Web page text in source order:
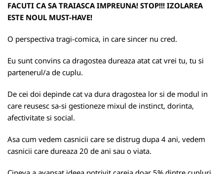
FACUTI CA SA TRAIASCA IMPREUNA! STOP!!! IZOLAREA
ESTE NOUL MUST-HAVE!
O perspectiva tragi-comica, in care sincer nu cred.
Eu sunt convins ca dragostea dureaza atat cat vrei tu, tu si
partenerul/a de cuplu.
De cei doi depinde cat va dura dragostea lor si de modul in
care reusesc sa-si gestioneze mixul de instinct, dorinta,
afectivitate si social.
Asa cum vedem casnicii care se distrug dupa 4 ani, vedem
casnicii care dureaza 20 de ani sau o viata.